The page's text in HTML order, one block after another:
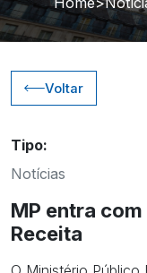
Voltar
Tipo:
Notícias
MP entra
Receita